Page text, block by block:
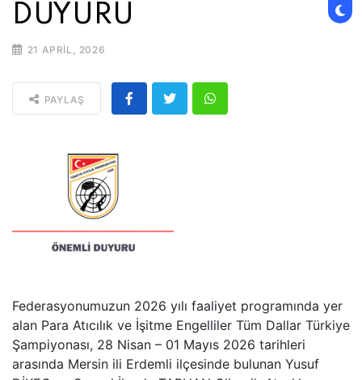
DUYURU
21 APRIL, 2026
PAYLAŞ
Federasyonumuzun 2026 yılı faaliyet programında yer
alan Para Atıcılık ve İşitme Engelliler Tüm Dallar Türkiye
Şampiyonası, 28 Nisan – 01 Mayıs 2026 tarihleri
arasında Mersin ili Erdemli ilçesinde bulunan Yusuf